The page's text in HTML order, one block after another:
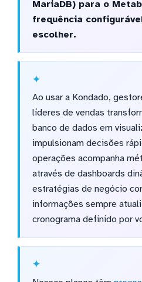
MariaDB) para o
frequência
escolher.
Ao usar a Kondado,
líderes de vendas
banco de dados em
impulsionam decisões
operações acompanha
através de dashboards
estratégias de negócio
informações sempre
cronograma definido por